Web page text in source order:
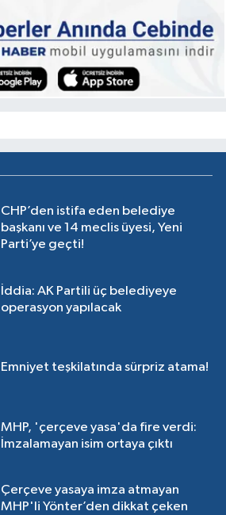
CHP’den istifa eden belediye
başkanı ve 14 meclis üyesi, Yeni
Parti’ye geçti!
İddia: AK Partili üç belediyeye
operasyon yapılacak
Emniyet teşkilatında sürpriz atama!
MHP, 'çerçeve yasa'da fire verdi:
İmzalamayan isim ortaya çıktı
Çerçeve yasaya imza atmayan
MHP'li Yönter’den dikkat çeken